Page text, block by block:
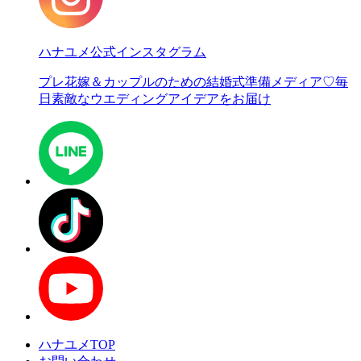
ハナユメ公式インスタグラム
プレ花嫁＆カップルのための結婚式準備メディア♡毎
日素敵なウエディングアイデアをお届け
ハナユメTOP